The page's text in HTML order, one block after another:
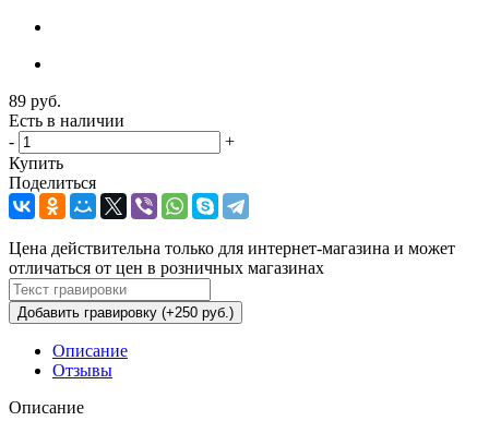
89 руб.
Есть в наличии
-
+
Купить
Поделиться
Цена действительна только для интернет-магазина и может
отличаться от цен в розничных магазинах
Добавить гравировку (+250 руб.)
Описание
Отзывы
Описание